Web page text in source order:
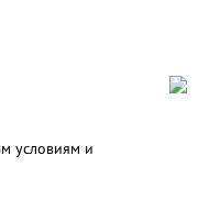
условиям и